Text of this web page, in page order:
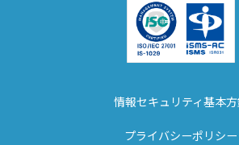
情報セキュリティ基本
プライバシーポリシー